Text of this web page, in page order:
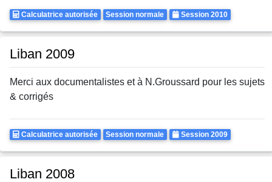
Calculatrice
Calculatrice autorisée Rattrapages
Session normale Annee
Session 2010
Liban 2009
Merci aux documentalistes et à N.Groussard pour les sujets
& corrigés
Calculatrice
Calculatrice autorisée Rattrapages
Session normale Annee
Session 2009
Liban 2008